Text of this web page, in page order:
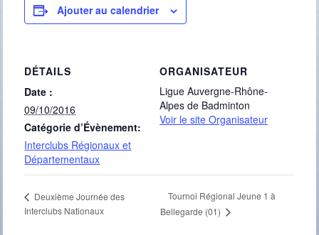
Ajouter au calendrier
DÉTAILS
Date :
09/10/2016
Catégorie d’Évènement:
Interclubs Régionaux et
Départementaux
ORGANISATEUR
Ligue Auvergne-Rhône-
Alpes de Badminton
Voir le site Organisateur
Deuxième Journée des
Interclubs Nationaux
Tournoi Régional Jeune 1 à
Bellegarde (01)